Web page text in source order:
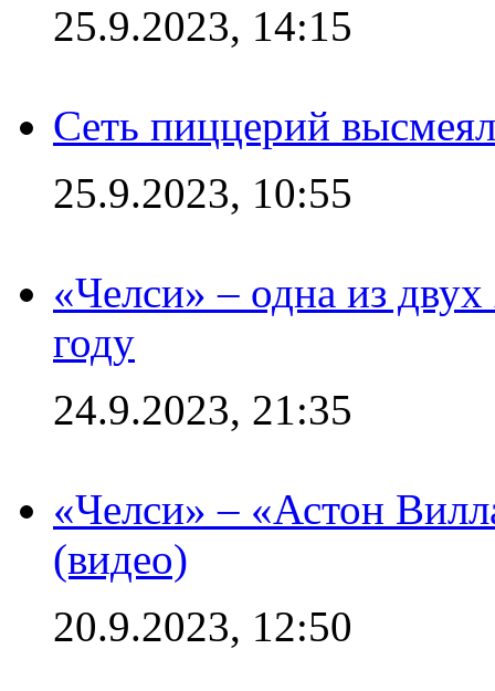
25.9.2023, 14:15
Сеть пиццерий
25.9.2023, 10:55
«Челси» – одна из
году
24.9.2023, 21:35
«Челси» – «Астон
(видео)
20.9.2023, 12:50